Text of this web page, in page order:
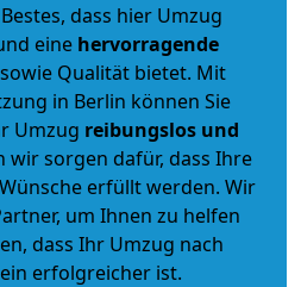
dass hier Umzug
eine hervorragende
sowie Qualität bietet. Mit
in Berlin können Sie
Umzug reibungslos und
sorgen dafür, dass Ihre
erfüllt werden. Wir
um Ihnen zu helfen
dass Ihr Umzug nach
erfolgreicher ist.